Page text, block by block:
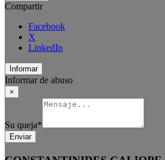
Compartir
Facebook
X
LinkedIn
Informar
Informar de abuso
×
Su queja*
Enviar